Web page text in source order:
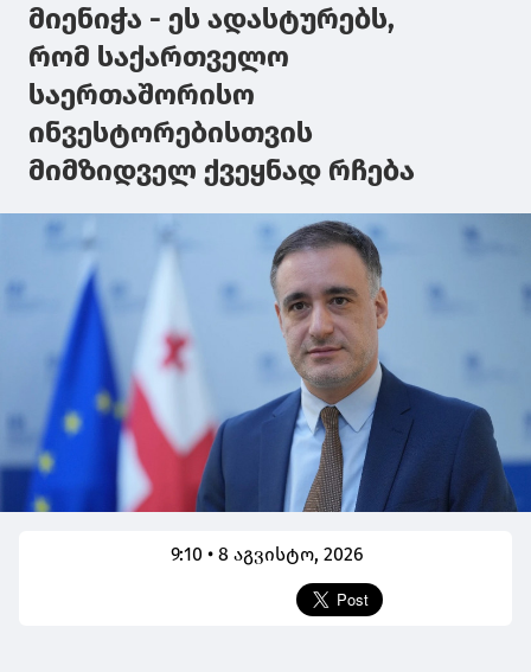
მიენიჭა - ეს ადასტურებს,
რომ საქართველო
საერთაშორისო
ინვესტორებისთვის
მიმზიდველ ქვეყნად რჩება
9:10 • 8 აგვისტო, 2026